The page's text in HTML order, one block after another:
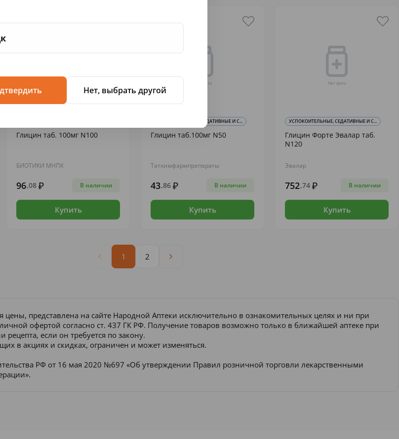
Нет, выбрать другой
Глицин таб. 100мг N100
БИОТИКИ МНПК
96,08 В наличии
Купить
УСПОКОИТЕЛЬНЫЕ, СЕДАТИВНЫЕ И С...
Глицин таб.100мг N50
Татхимфармпрепараты
43,86 В наличии
Купить
УСПОКОИТЕЛЬНЫЕ, СЕДАТИВНЫЕ И С...
Глицин Форте Эвалар таб.
N120
Эвалар
752,74 В наличии
Купить
1 2
представлена на сайте Народной Аптеки исключительно в ознакомительных целях и ни при
офертой согласно ст. 437 ГК РФ. Получение товаров возможно только в ближайшей аптеке при
если он требуется по закону.
в акциях и скидках, ограничен и может изменяться.
РФ от 16 мая 2020 №697 «Об утверждении Правил розничной торговли лекарственными